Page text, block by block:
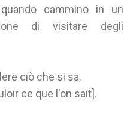
cammino in un
di visitare degli
ciò che si sa.
ce que l'on sait].